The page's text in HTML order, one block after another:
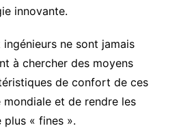
innovante.
ne sont jamais
à chercher des moyens
de confort de ces
mondiale et de rendre les
plus « fines ».